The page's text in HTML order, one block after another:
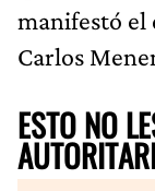
manifestó el
Carlos
ESTO NO